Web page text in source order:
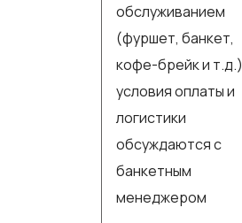
обслуживанием
(фуршет, банкет,
кофе-брейк и т.д.)
условия оплаты и
логистики
обсуждаются с
банкетным
менеджером